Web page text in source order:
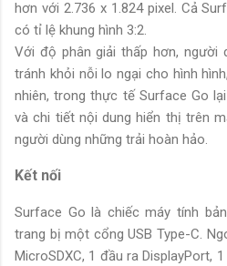
hơn với 2.736 x 1.824 pixel. Cả
có tỉ lệ khung hình 3:2.
Với độ phân giải thấp hơn, người
tránh khỏi nỗi lo ngại cho hình
nhiên, trong thực tế Surface Go
và chi tiết nội dung hiển thị trên
người dùng những trải hoàn hảo.
Kết nối
Surface Go là chiếc máy tính
trang bị một cổng USB Type-C.
MicroSDXC, 1 đầu ra DisplayPort,